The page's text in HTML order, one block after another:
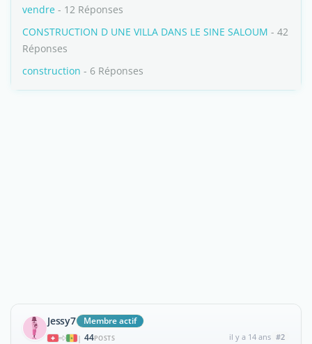
vendre - 12 Réponses
CONSTRUCTION D UNE VILLA DANS LE SINE SALOUM - 42
Réponses
construction - 6 Réponses
Jessy7 Membre actif
| 44POSTS il y a 14 ans #2